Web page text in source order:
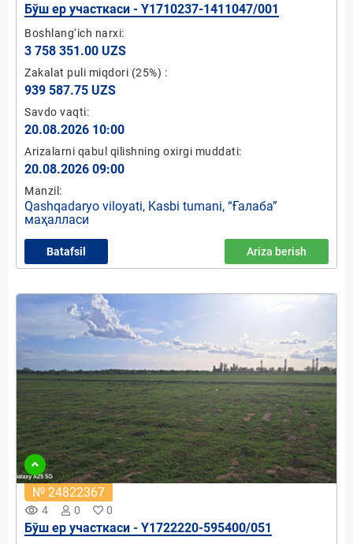
Бўш ер участкаси - Y1710237-1411047/001
Boshlang‘ich narxi:
3 758 351.00 UZS
Zakalat puli miqdori (25%) :
939 587.75 UZS
Savdo vaqti:
20.08.2026 10:00
Arizalarni qabul qilishning oxirgi muddati:
20.08.2026 09:00
Manzil:
Qashqadaryo viloyati, Kasbi tumani, “Ғалаба”
маҳалласи
Batafsil Ariza berish
remove_red_eye 4 0 0
№ 24822367
Бўш ер участкаси - Y1722220-595400/051